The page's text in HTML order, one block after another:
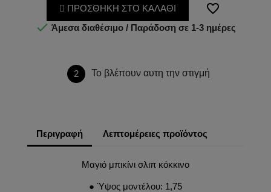
ΠΡΟΣΘΗΚΗ ΣΤΟ ΚΑΛΑΘΙ
favorite_border
 Άμεσα διαθέσιμο / Παράδοση σε 1-3 ημέρες
2 Το βλέπουν αυτη την στιγμή
Περιγραφή Λεπτομέρειες προϊόντος
Μαγιό μπικίνι σλιπ κόκκινο
● Ύψος μοντέλου: 1,75